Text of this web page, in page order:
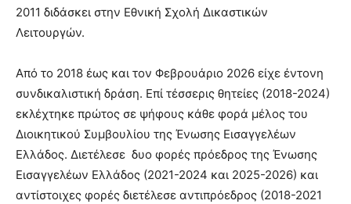
2011 διδάσκει στην Εθνική Σχολή Δικαστικών
Λειτουργών.
Από το 2018 έως και τον Φεβρουάριο 2026 είχε έντονη
συνδικαλιστική δράση. Επί τέσσερις θητείες (2018-2024)
εκλέχτηκε πρώτος σε ψήφους κάθε φορά μέλος του
Διοικητικού Συμβουλίου της Ένωσης Εισαγγελέων
Ελλάδος. Διετέλεσε δυο φορές πρόεδρος της Ένωσης
Εισαγγελέων Ελλάδος (2021-2024 και 2025-2026) και
αντίστοιχες φορές διετέλεσε αντιπρόεδρος (2018-2021